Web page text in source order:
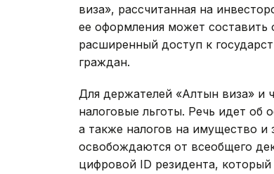
виза», рассчитанная на
ее оформления может составить
расширенный доступ к
граждан.
Для держателей «Алтын виза» и
налоговые льготы. Речь идет об
а также налогов на имущество
освобождаются от всеобщего
цифровой ID резидента,